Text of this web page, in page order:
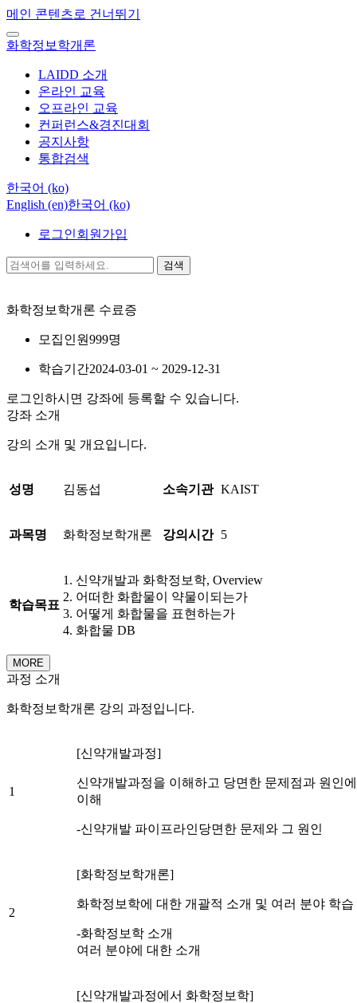
메인 콘텐츠로 건너뛰기
화학정보학개론
LAIDD 소개
온라인 교육
오프라인 교육
컨퍼런스&경진대회
공지사항
통합검색
한국어 ‎(ko)‎
English ‎(en)‎한국어 ‎(ko)‎
로그인회원가입
검색
화학정보학개론 수료증
모집인원999명
학습기간2024-03-01 ~ 2029-12-31
로그인하시면 강좌에 등록할 수 있습니다.
강좌 소개
강의 소개 및 개요입니다.
성명 김동섭 소속기관 KAIST
과목명 화학정보학개론 강의시간 5
학습목표
1. 신약개발과 화학정보학, Overview
2. 어떠한 화합물이 약물이되는가
3. 어떻게 화합물을 표현하는가
4. 화합물 DB
MORE
과정 소개
화학정보학개론 강의 과정입니다.
1
[신약개발과정]
신약개발과정을 이해하고 당면한 문제점과 원인
이해
-신약개발 파이프라인당면한 문제와 그 원인
2
[화학정보학개론]
화학정보학에 대한 개괄적 소개 및 여러 분야 학습
-화학정보학 소개
여러 분야에 대한 소개
[신약개발과정에서 화학정보학]